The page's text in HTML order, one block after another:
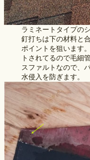
ラミネートタイプの
釘打ちは下の材料と
ポイントを狙います
トされてるので毛細
スファルトなので、
水侵入を防ぎます。